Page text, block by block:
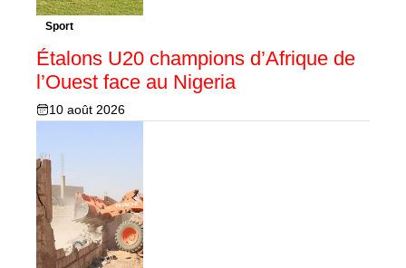
Sport
Étalons U20 champions d’Afrique de
l’Ouest face au Nigeria
10 août 2026